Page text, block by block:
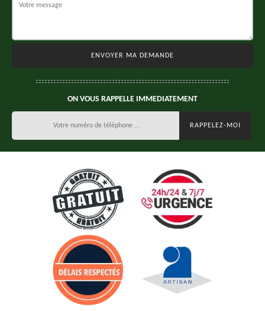
ON VOUS RAPPELLE IMMEDIATEMENT